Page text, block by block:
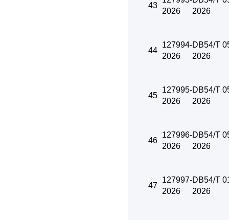
43
2026
2026
44
127994-
2026
DB54/T
2026
45
127995-
2026
DB54/T
2026
46
127996-
2026
DB54/T
2026
47
127997-
2026
DB54/T
2026